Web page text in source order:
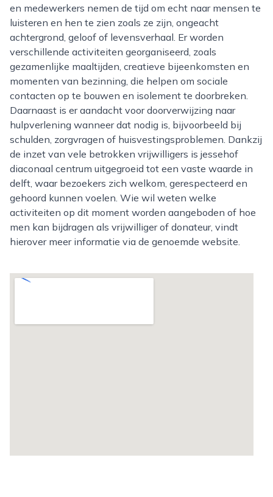
en medewerkers nemen de tijd om echt naar mensen te
luisteren en hen te zien zoals ze zijn, ongeacht
achtergrond, geloof of levensverhaal. Er worden
verschillende activiteiten georganiseerd, zoals
gezamenlijke maaltijden, creatieve bijeenkomsten en
momenten van bezinning, die helpen om sociale
contacten op te bouwen en isolement te doorbreken.
Daarnaast is er aandacht voor doorverwijzing naar
hulpverlening wanneer dat nodig is, bijvoorbeeld bij
schulden, zorgvragen of huisvestingsproblemen. Dankzij
de inzet van vele betrokken vrijwilligers is jessehof
diaconaal centrum uitgegroeid tot een vaste waarde in
delft, waar bezoekers zich welkom, gerespecteerd en
gehoord kunnen voelen. Wie wil weten welke
activiteiten op dit moment worden aangeboden of hoe
men kan bijdragen als vrijwilliger of donateur, vindt
hierover meer informatie via de genoemde website.